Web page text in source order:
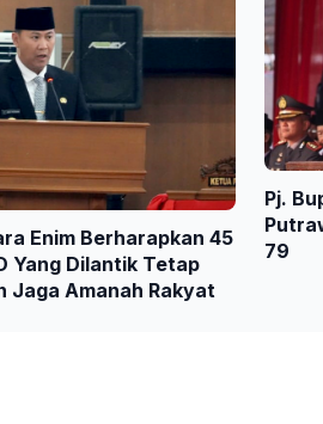
Enim Berharapkan 45
Yang Dilantik Tetap
Jaga Amanah Rakyat
Pj.
79